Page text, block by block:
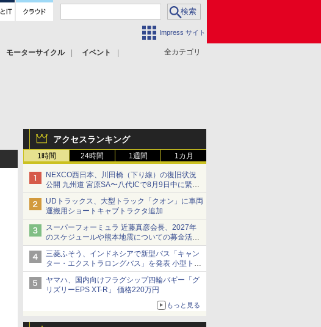
Impress サイト
全カテゴリ
モーターサイクル
イベント
アクセスランキング
1時間 24時間 1週間 1カ月
NEXCO西日本、川田橋（下り線）の復旧状況
公開 九州道 宮原SA〜八代ICで8月9日中に緊急
車両を通行可能に
UDトラックス、大型トラック「クオン」に車両
運搬用ショートキャブトラクタ追加
スーパーフォーミュラ 近藤真彦会長、2027年
のスケジュールや熊本地震についての募金活動
を紹介
三菱ふそう、インドネシアで新型バス「キャン
ター・エクストラロングバス」を発表 小型トラ
ックベースの観光・旅客輸送向けバス
ヤマハ、国内向けフラグシップ四輪バギー「グ
リズリーEPS XT-R」 価格220万円
もっと見る